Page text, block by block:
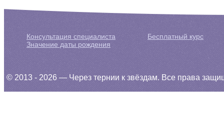
Консультация специалиста
Бесплатный курс
Значение даты рождения
© 2013 - 2026 — Через тернии к звёздам. Все права